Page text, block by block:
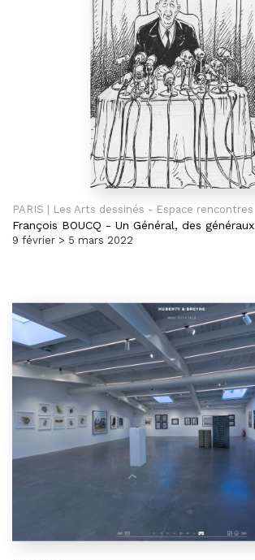
PARIS | Les Arts dessinés - Espace rencontres
François BOUCQ - Un Général, des généraux
9 février > 5 mars 2022